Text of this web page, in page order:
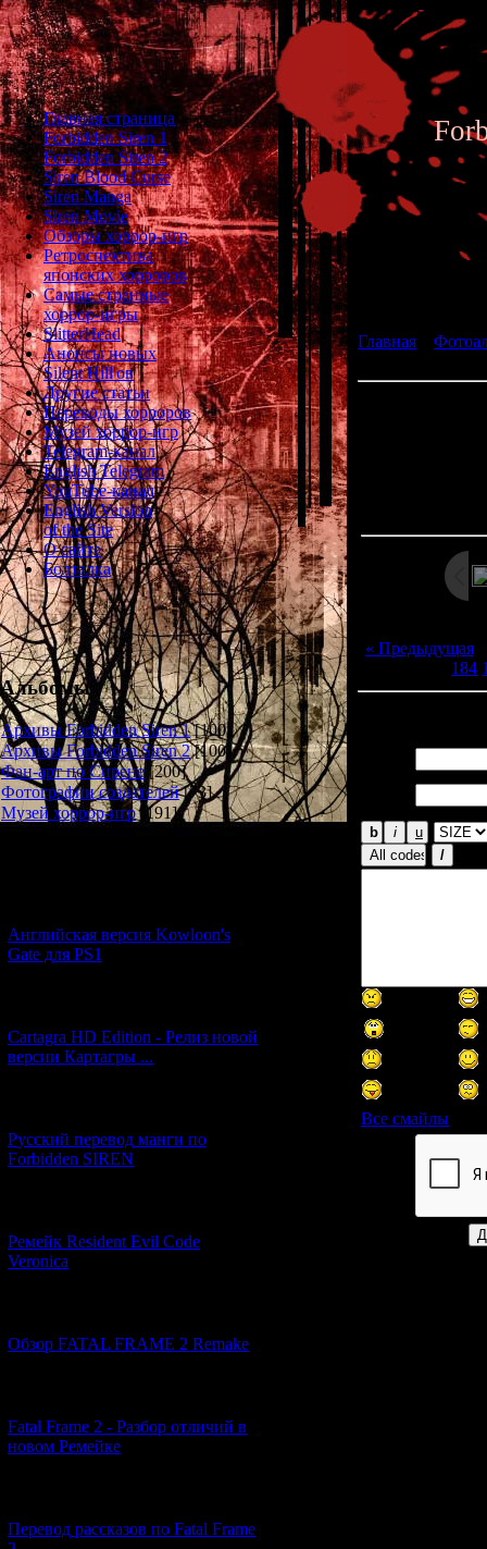
Главная страница
Forbidden Siren 1
Forbidden Siren 2
Siren Blood Curse
Siren Manga
Siren Movie
Обзоры хоррор-игр
Ретроспектива
японских хорроров
Самые странные
хоррор-игры
SlitterHead
Анонсы новых
Silent Hill'ов
Другие статьи
Переводы хорроров
Музей хоррор-игр
Telegram-канал
English Telegram
YouTube-канал
English Version
of the Site
О сайте
Болталка
Альбомы
Архивы Forbidden Siren 1 [100]
Архивы Forbidden Siren 2 [100]
Фан-арт по Сирене [200]
Фотографии создателей [73]
Музей хоррор-игр
[191]
Английская версия Kowloon's
Gate для PS1
Cartagra HD Edition - Релиз новой
версии Картагры ...
Русский перевод манги по
Forbidden SIREN
Ремейк Resident Evil Code
Veronica
Обзор FATAL FRAME 2 Remake
Fatal Frame 2 - Разбор отличий в
новом Ремейке
Перевод рассказов по Fatal Frame
Главная
« Предыдущая
184
Все смайлы